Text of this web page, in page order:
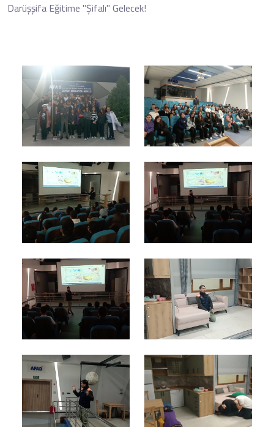
Darüşşifa Eğitime "Şifalı" Gelecek!